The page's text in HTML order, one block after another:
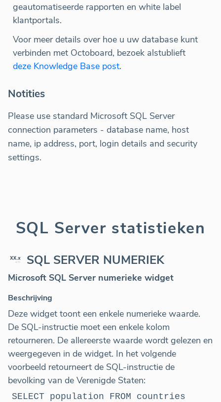
geautomatiseerde rapporten en white label
klantportals.
Voor meer details over hoe u uw database kunt
verbinden met Octoboard, bezoek alstublieft
deze Knowledge Base post.
Notities
Please use standard Microsoft SQL Server
connection parameters - database name, host
name, ip address, port, login details and security
settings.
SQL Server statistieken
SQL SERVER NUMERIEK
Microsoft SQL Server numerieke widget
Beschrijving
Deze widget toont een enkele numerieke waarde.
De SQL-instructie moet een enkele kolom
retourneren. De allereerste waarde wordt gelezen en
weergegeven in de widget. In het volgende
voorbeeld retourneert de SQL-instructie de
bevolking van de Verenigde Staten:
SELECT population FROM countries